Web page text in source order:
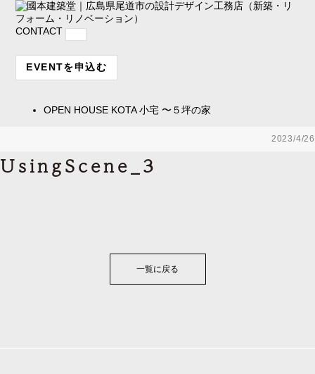
CONTACT
EVENTを申込む
OPEN HOUSE KOTA 小宅 〜５坪の家
2023/4/26
UsingScene_3
一覧に戻る